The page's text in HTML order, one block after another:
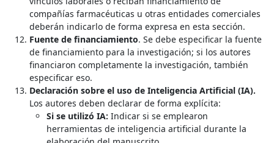
compañías farmacéuticas u otras entidades comerciales
deberán indicarlo de forma expresa en esta sección.
Fuente de financiamiento. Se debe especificar la fuente
de financiamiento para la investigación; si los autores
financiaron completamente la investigación, también
especificar eso.
Declaración sobre el uso de Inteligencia Artificial (IA).
Los autores deben declarar de forma explícita:
Si se utilizó IA: Indicar si se emplearon
herramientas de inteligencia artificial durante la